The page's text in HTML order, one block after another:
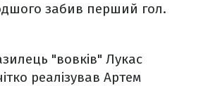
забив перший гол.
"вовків" Лукас
реалізував Артем